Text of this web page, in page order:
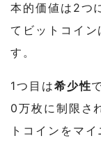
本的価値は2つ
てビットコイ
す。
1つ目は希少性
0万枚に制限さ
トコインをマ